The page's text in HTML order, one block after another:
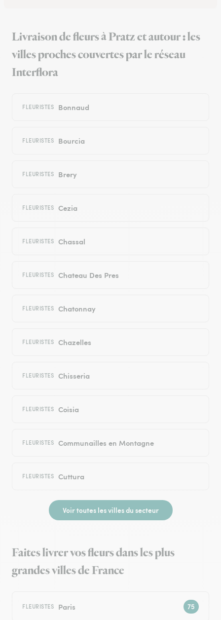
Livraison de fleurs à Pratz et autour : les
villes proches couvertes par le réseau
Interflora
FLEURISTES Bonnaud
FLEURISTES Bourcia
FLEURISTES Brery
FLEURISTES Cezia
FLEURISTES Chassal
FLEURISTES Chateau Des Pres
FLEURISTES Chatonnay
FLEURISTES Chazelles
FLEURISTES Chisseria
FLEURISTES Coisia
FLEURISTES Communailles en Montagne
FLEURISTES Cuttura
Voir toutes les villes du secteur
Faites livrer vos fleurs dans les plus
grandes villes de France
FLEURISTES Paris